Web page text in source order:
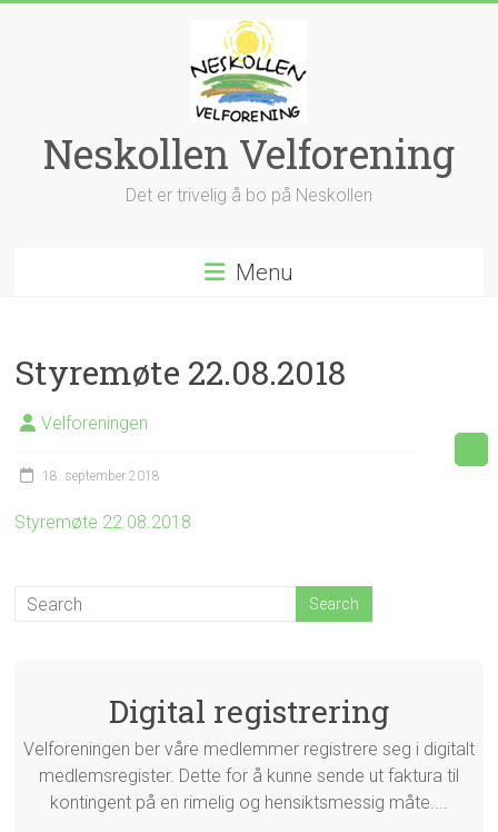
Neskollen Velforening
Det er trivelig å bo på Neskollen
Menu
Styremøte 22.08.2018
Velforeningen
18. september 2018
Styremøte 22.08.2018
Digital registrering
Velforeningen ber våre medlemmer registrere seg i digitalt
medlemsregister. Dette for å kunne sende ut faktura til
kontingent på en rimelig og hensiktsmessig måte....